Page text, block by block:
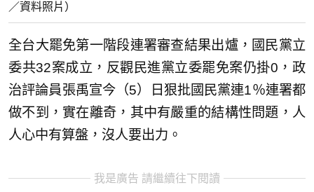
／資料照片）
全台大罷免第一階段連署審查結果出爐，國民黨立
委共32案成立，反觀民進黨立委罷免案仍掛0，政
治評論員張禹宣今（5）日狠批國民黨連1％連署都
做不到，實在離奇，其中有嚴重的結構性問題，人
人心中有算盤，沒人要出力。
我是廣告 請繼續往下閱讀